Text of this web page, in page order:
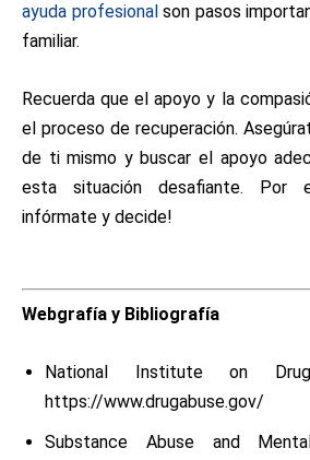
ayuda profesional son pasos
familiar.
Recuerda que el apoyo y la
el proceso de recuperación.
de ti mismo y buscar el apoyo
esta situación desafiante. Por
infórmate y decide!
Webgrafía y Bibliografía
National Institute on
https://www.drugabuse.gov/
Substance Abuse and